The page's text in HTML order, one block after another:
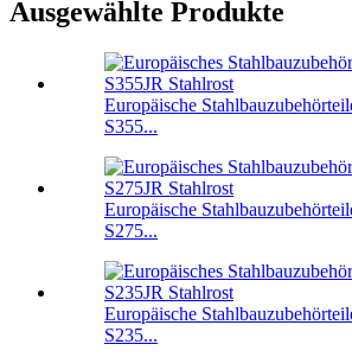
Ausgewählte Produkte
Europäische
S355...
Europäische
S275...
Europäische
S235...